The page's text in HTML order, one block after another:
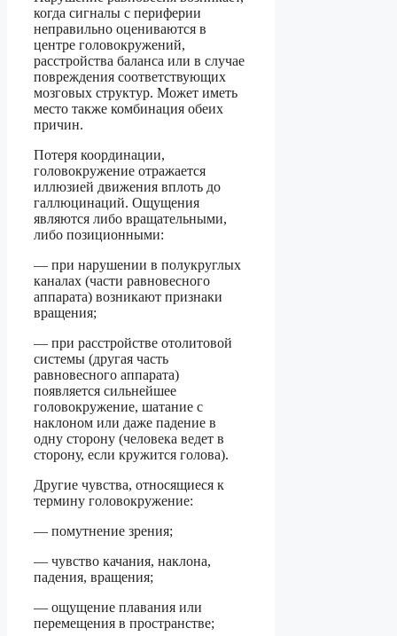
когда сигналы с периферии
неправильно оцениваются в
центре головокружений,
расстройства баланса или в случае
повреждения соответствующих
мозговых структур. Может иметь
место также комбинация обеих
причин.
Потеря координации,
головокружение отражается
иллюзией движения вплоть до
галлюцинаций. Ощущения
являются либо вращательными,
либо позиционными:
— при нарушении в полукруглых
каналах (части равновесного
аппарата) возникают признаки
вращения;
— при расстройстве отолитовой
системы (другая часть
равновесного аппарата)
появляется сильнейшее
головокружение, шатание с
наклоном или даже падение в
одну сторону (человека ведет в
сторону, если кружится голова).
Другие чувства, относящиеся к
термину головокружение:
— помутнение зрения;
— чувство качания, наклона,
падения, вращения;
— ощущение плавания или
перемещения в пространстве;